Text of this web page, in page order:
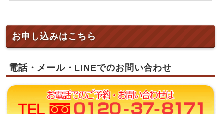
お申し込みはこちら
電話・メール・LINEでのお問い合わせ